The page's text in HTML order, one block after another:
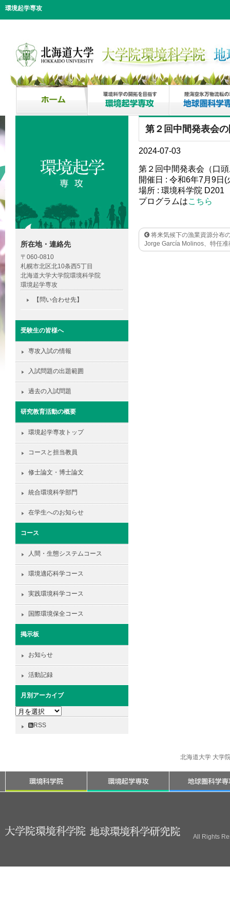
環境起学専攻
第２回中間発表会
2024-07-03
第２回中間発表会（口
開催日 : 令和6年7月9日(
場所 : 環境科学院 D201
プログラムはこちら
将来気候下の漁業資源分布
Jorge García Molinos、特任准
所在地・連絡先
〒060-0810
札幌市北区北10条西5丁目
北海道大学大学院環境科学院
環境起学専攻
【問い合わせ先】
受験生の皆様へ
専攻入試の情報
入試問題の出題範囲
過去の入試問題
研究教育活動の概要
環境起学専攻トップ
コースと担当教員
修士論文・博士論文
統合環境科学部門
在学生へのお知らせ
コース
人間・生態システムコース
環境適応科学コース
実践環境科学コース
国際環境保全コース
掲示板
お知らせ
活動記録
月別アーカイブ
月
RSS
北海道大学 大学
All Rights